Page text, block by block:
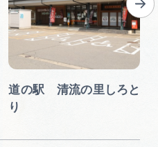
道の駅 清流の里しろと
り